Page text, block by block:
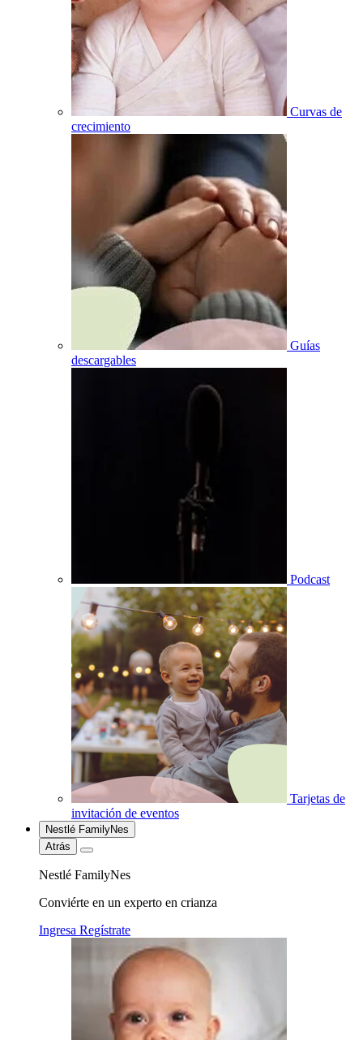
Curvas de
crecimiento
Guías
descargables
Podcast
Tarjetas de
invitación de eventos
Nestlé FamilyNes
Atrás
Nestlé FamilyNes
Conviérte en un experto en crianza
Ingresa Regístrate